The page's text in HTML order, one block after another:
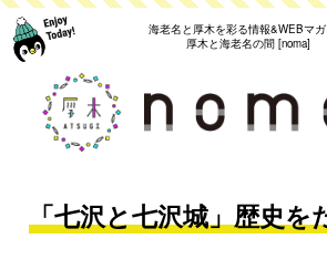
海老名と厚木を彩る情報&WEBマ
厚木と海老名の間 [noma]
「七沢と七沢城」歴史を